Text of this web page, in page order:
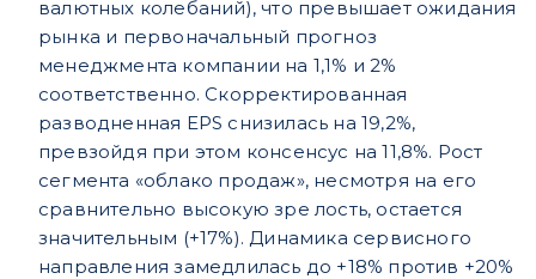
валютных колебаний), что превышает ожидания
рынка и первоначальный прогноз
менеджмента компании на 1,1% и 2%
соответственно. Скорректированная
разводненная EPS снизилась на 19,2%,
превзойдя при этом консенсус на 11,8%. Рост
сегмента «облако продаж», несмотря на его
сравнительно высокую зре лость, остается
значительным (+17%). Динамика сервисного
направления замедлилась до +18% против +20%